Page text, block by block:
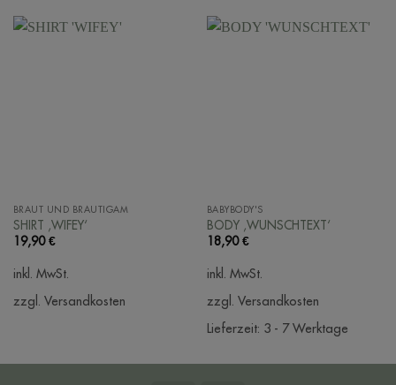
BRAUT UND BRÄUTIGAM
SHIRT ‚WIFEY‘
19,90€
inkl. MwSt.
zzgl. Versandkosten
BABYBODY'S
BODY ‚WUNSCHTEXT‘
18,90€
inkl. MwSt.
zzgl. Versandkosten
Lieferzeit: 3 - 7 Werktage